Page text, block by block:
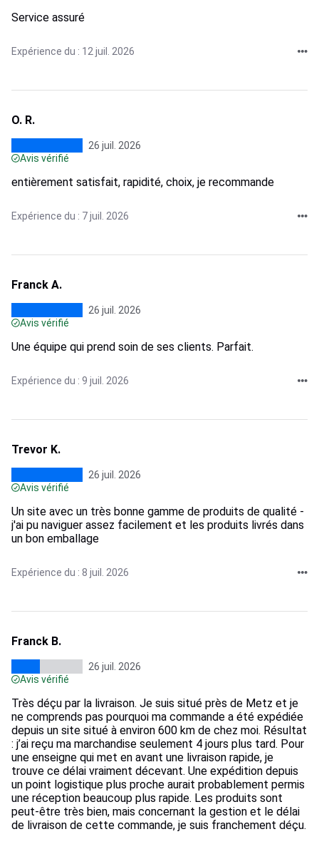
Service assuré
Expérience du : 12 juil. 2026
O. R.
26 juil. 2026
Avis vérifié
entièrement satisfait, rapidité, choix, je recommande
Expérience du : 7 juil. 2026
Franck A.
26 juil. 2026
Avis vérifié
Une équipe qui prend soin de ses clients. Parfait.
Expérience du : 9 juil. 2026
Trevor K.
26 juil. 2026
Avis vérifié
Un site avec un très bonne gamme de produits de qualité -
j'ai pu naviguer assez facilement et les produits livrés dans
un bon emballage
Expérience du : 8 juil. 2026
Franck B.
26 juil. 2026
Avis vérifié
Très déçu par la livraison. Je suis situé près de Metz et je
ne comprends pas pourquoi ma commande a été expédiée
depuis un site situé à environ 600 km de chez moi. Résultat
: j’ai reçu ma marchandise seulement 4 jours plus tard. Pour
une enseigne qui met en avant une livraison rapide, je
trouve ce délai vraiment décevant. Une expédition depuis
un point logistique plus proche aurait probablement permis
une réception beaucoup plus rapide. Les produits sont
peut-être très bien, mais concernant la gestion et le délai
de livraison de cette commande, je suis franchement déçu.